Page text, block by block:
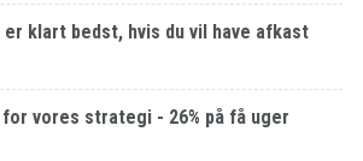
er klart bedst, hvis du vil have afkast
vores strategi - 26% på få uger